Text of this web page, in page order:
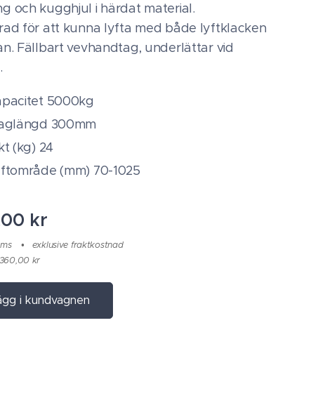
och kugghjul i härdat material.
för att kunna lyfta med både lyftklacken
Fällbart vevhandtag, underlättar vid
5000kg
300mm
(kg) 24
(mm) 70-1025
kr
exklusive fraktkostnad
kr
i kundvagnen